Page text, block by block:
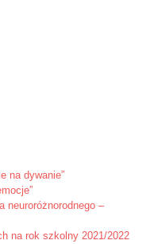
na dywanie”
neuroróżnorodnego –
na rok szkolny 2021/2022